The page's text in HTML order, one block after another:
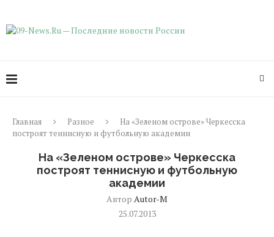
Главная Разное
На «Зеленом острове» Черкесска
построят теннисную и футбольную академии
На «Зеленом острове» Черкесска
построят теннисную и футбольную
академии
Автор Autor-M
25.07.2013